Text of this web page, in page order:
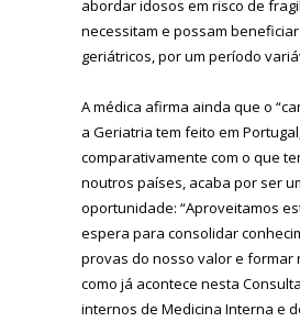
abordar idosos em risco de
necessitam e possam
geriátricos, por um período
A médica afirma ainda que o
a Geriatria tem feito em
comparativamente com o que
noutros países, acaba por ser
oportunidade: “Aproveitamos
espera para consolidar
provas do nosso valor e formar
como já acontece nesta
internos de Medicina Interna e